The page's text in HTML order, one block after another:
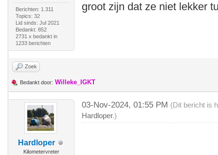
Berichten: 1.311
Topics: 32
Lid sinds: Jul 2021
Bedankt: 852
2731 x bedankt in
1233 berichten
groot zijn dat ze niet lekker
Zoek
Bedankt door: Willeke_IGKT
Hardloper
Kilometervreter
03-Nov-2024, 01:55 PM (Dit bericht is
Hardloper.)